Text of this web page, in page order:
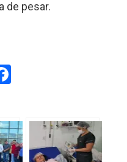
de pesar.